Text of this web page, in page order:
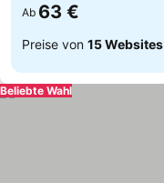
Ab 63 €
Preise von 15 Websites
Beliebte Wahl